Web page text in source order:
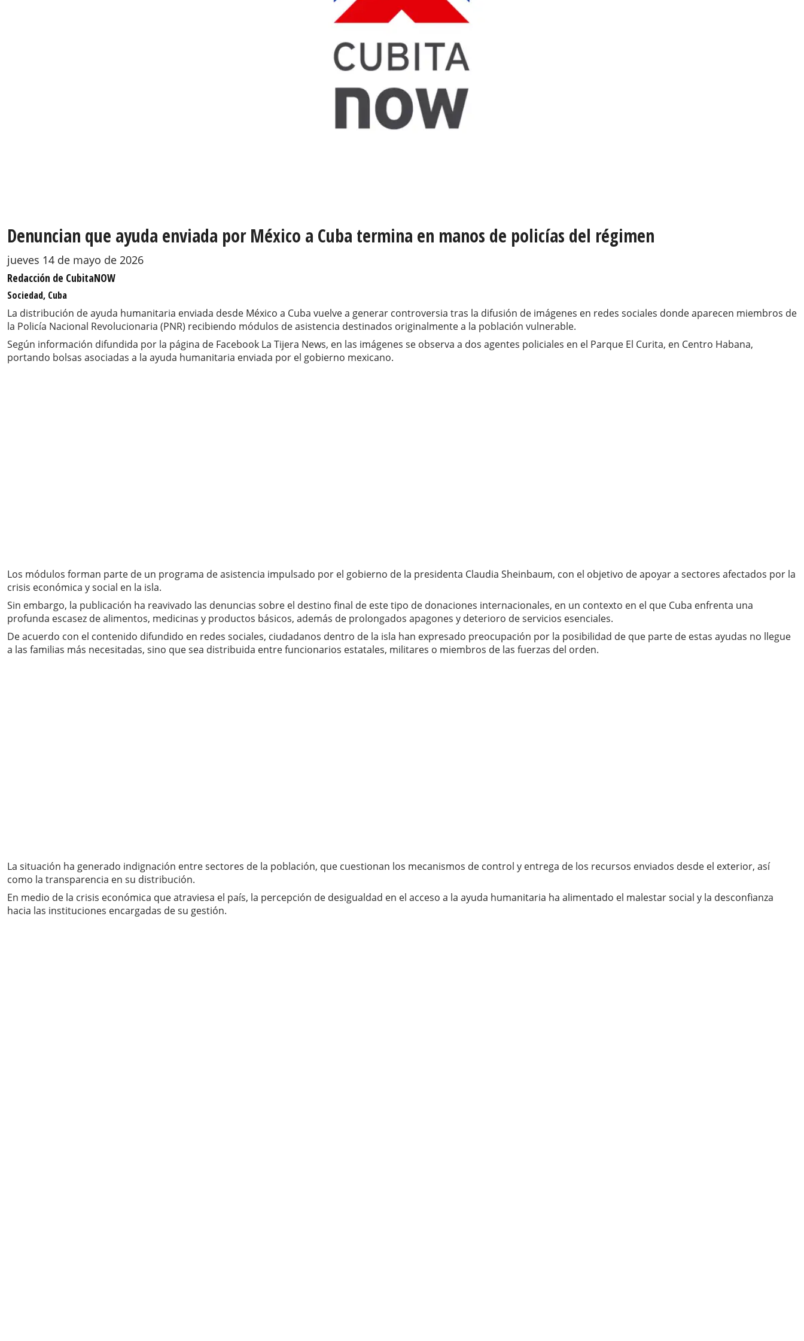
Denuncian que ayuda enviada por México a Cuba termina en manos de policías del régimen
jueves 14 de mayo de 2026
Redacción de CubitaNOW
Sociedad, Cuba
La distribución de ayuda humanitaria enviada desde México a Cuba vuelve a generar controversia tras la difusión de imágenes en redes sociales donde aparecen miembros de
la Policía Nacional Revolucionaria (PNR) recibiendo módulos de asistencia destinados originalmente a la población vulnerable.
Según información difundida por la página de Facebook La Tijera News, en las imágenes se observa a dos agentes policiales en el Parque El Curita, en Centro Habana,
portando bolsas asociadas a la ayuda humanitaria enviada por el gobierno mexicano.
Los módulos forman parte de un programa de asistencia impulsado por el gobierno de la presidenta Claudia Sheinbaum, con el objetivo de apoyar a sectores afectados por la
crisis económica y social en la isla.
Sin embargo, la publicación ha reavivado las denuncias sobre el destino final de este tipo de donaciones internacionales, en un contexto en el que Cuba enfrenta una
profunda escasez de alimentos, medicinas y productos básicos, además de prolongados apagones y deterioro de servicios esenciales.
De acuerdo con el contenido difundido en redes sociales, ciudadanos dentro de la isla han expresado preocupación por la posibilidad de que parte de estas ayudas no llegue
a las familias más necesitadas, sino que sea distribuida entre funcionarios estatales, militares o miembros de las fuerzas del orden.
La situación ha generado indignación entre sectores de la población, que cuestionan los mecanismos de control y entrega de los recursos enviados desde el exterior, así
como la transparencia en su distribución.
En medio de la crisis económica que atraviesa el país, la percepción de desigualdad en el acceso a la ayuda humanitaria ha alimentado el malestar social y la desconfianza
hacia las instituciones encargadas de su gestión.